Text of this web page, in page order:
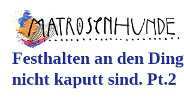
springen
Inhalt
springen
Festhalten an den
nicht kaputt sind. Pt.2